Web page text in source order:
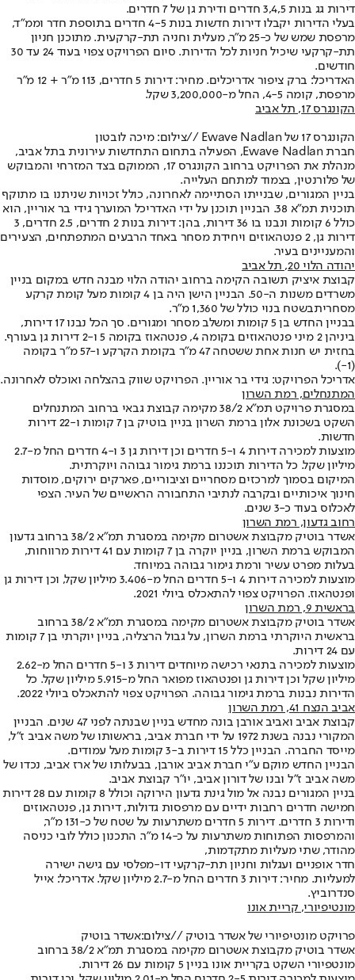
דירות גג בנות 3,4,5 חדרים ודירת גן של 7 חדרים.
בעלי הדירות יקבלו דירות חדשות בנות 4-5 חדרים בתוספת חדר וממ"ד,
מרפסת שמש של כ-25 מ"ר, מעלית וחניה תת-קרקעית. מתוכנן חניון
תת-קרקעי שיכיל חניות לכל הדירות. סיום הפרויקט צפוי בעוד 24 עד 30
חודשים.
האדריכל: ברק ציפור אדריכלים. מחיר: דירות 5 חדרים, 113 מ"ר + 12 מ"ר
מרפסת, קומה 4-5, החל מ-3,200,000 שקל.
הקונגרס 17, תל אביב
הקונגרס 17 של Ewave Nadlan //
צילום: מיכה לובטון
חברת Ewave Nadlan, הפעילה בתחום התחדשות עירונית בתל אביב,
מנהלת את הפרויקט ברחוב הקונגרס 17, הממוקם בצד המזרחי והמבוקש
של פלורנטין, בצמוד למתחם העלייה.
בניין המגורים, שבנייתו הסתיימה לאחרונה, כולל זכויות שניתנו בו מתוקף
תוכנית תמ"א 38. הבניין תוכנן על ידי האדריכל המוערך גידי בר אוריין, הוא
כולל 6 קומות ונבנו בו 36 דירות, בהן: דירות בנות 2 חדרים, 2.5 חדרים, 3
דירות גן, 2 פנטהאוזים ויחידת מסחר באחד הרבעים המתפתחים, הצעירים
והמעניינים בעיר.
יהודה הלוי 20, תל אביב
קבוצת איציק תשובה הקימה ברחוב יהודה הלוי מבנה חדש במקום בניין
משרדים משנות ה-50. הבניין הישן היה בן 4 קומות מעל קומת קרקע
מסחריתבשטח בנוי כולל של 1,360 מ"ר
.
בבניין החדש בן 5 קומות ומשלב מסחר ומגורים. סך הכל נבנו 17 דירות,
ביניהן 2 מיני פנטהאוזים בקומה 4, פנטהאוז בקומה 5 ו-2 דירות גן בעורף.
בחזית יש חנות אחת ששטחה 47 מ"ר בקומת הקרקע ו-57 מ"ר בקומה
(1-).
אדריכל הפרויקט: גידי בר אוריין. הפרויקט שווק בהצלחה ואוכלס לאחרונה.
המתנחלים, רמת השרון
במסגרת פרויקט תמ"א 38/2 מקימה קבוצת גבאי ברחוב המתנחלים
השקט בשכונת אלון ברמת השרון בניין בוטיק בן 7 קומות ו-22 דירות
חדשות.
מוצעות למכירה דירות 4 ו-5 חדרים וכן דירות גן 3 ו-4 חדרים החל מ-2.7
מיליון שקל. כל הדירות תוכננו ברמת גימור גבוהה ויוקרתית.
המיקום בסמוך למרכזים מסחריים וציבוריים, פארקים ירוקים, מוסדות
חינוך איכותיים ובקרבה לנתיבי התחבורה הראשיים של העיר. הצפי
לאכלוס בעוד כ-3 שנים.
רחוב גדעון, רמת השרון
אשדר בוטיק מקבוצת אשטרום מקימה במסגרת תמ"א 38/2 ברחוב גדעון
המבוקש ברמת השרון, בניין יוקרה בן 7 קומות עם 41 דירות מרווחות,
בעלות מפרט עשיר ורמת גימור גבוהה במיוחד.
מוצעות למכירה דירות 4 ו-5 חדרים החל מ-3.406 מיליון שקל, וכן דירות גן
ופנטהאוז. הפרויקט צפוי להתאכלס ביולי 2021.
בראשית 9
, רמת השרון
אשדר בוטיק מקבוצת אשטרום מקימה במסגרת תמ"א 38/2 ברחוב
בראשית היוקרתי ברמת השרון, על גבול הרצליה, בניין יוקרתי בן 7 קומות
עם 24 דירות.
מוצעות למכירה בתנאי רכישה מיוחדים דירות 3 ו-5 חדרים החל מ-2.62
מיליון שקל וכן דירות גן ופנטהאוז מפואר החל מ-5.915 מיליון שקל. כל
הדירות נבנות ברמת גימור גבוהה. הפרויקט צפוי להתאכלס ביולי 2022.
אביב הנצח 41, רמת השרון
קבוצת אביב ואביב אורבן בונה מחדש בניין שבנתה לפני 47 שנים. הבניין
המקורי נבנה בשנת 1972 על ידי חברת אביב, בראשותו של משה אביב ז"ל,
מייסד החברה. הבניין כלל 15 דירות ב-3 קומות מעל עמודים.
הבניין החדש מוקם ע"י חברת אביב אורבן, בבעלותו של ארז אביב, נכדו של
משה אביב ז"ל ובנו של דורון אביב, יו"ר קבוצת אביב.
בניין המגורים נבנה אל מול גינת גדעון הירוקה וכולל 8 קומות עם 28 דירות
חמישה חדרים רחבות ידיים עם מרפסות גדולות, דירות גן, פנטהאוזים
ודירות 3 חדרים. דירות 5 חדרים משתרעות על שטח של כ-131 מ"ר,
והמרפסות הפתוחות משתרעות על כ-14 מ"ר. התכנון כולל לובי כניסה
מהודר, שתי מעליות מתקדמות,
חדר אופניים ועגלות וחניון תת-קרקעי דו-מפלסי עם גישה ישירה
למעליות. מחיר: דירות 3 חדרים החל מ-2.7 מיליון שקל. אדריכל: אייל
סנדרוביץ.
מונטיפיורי, קריית אונו
פרויקט מונטיפיורי של אשדר בוטיק //צילום:אשדר בוטיק
אשדר בוטיק מקבוצת אשטרום מקימה במסגרת תמ"א 38/2 ברחוב
מונטפיורי השקט בקריית אונו בניין 5 קומות עם 26 דירות.